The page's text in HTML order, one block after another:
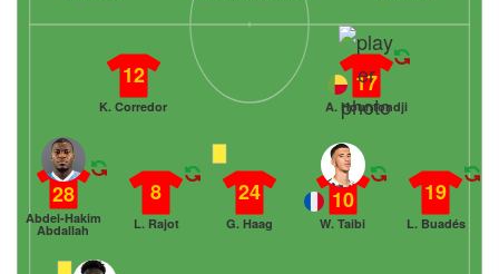
28
Abdel-Hakim
Abdallah
8
L. Rajot
24
G. Haag
10
W. Taibi
19
L. Buadés
12
K. Corredor
17
A. Hountondji